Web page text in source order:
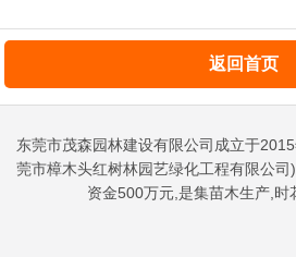
返回首页
东莞市茂森园林建设有限公司成立于
莞市樟木头红树林园艺绿化工程有限公
资金500万元,是集苗木生产,时